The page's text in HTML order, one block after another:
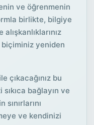
ve öğrenmenin
birlikte, bilgiye
biçiminiz yeniden
çıkacağınız bu
bağlayın ve
ve kendinizi